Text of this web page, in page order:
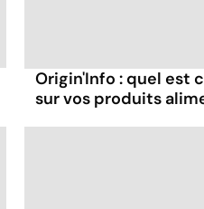
Origin'Info : quel est
sur vos produits